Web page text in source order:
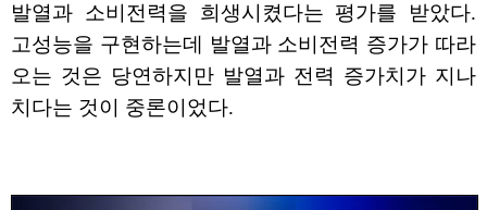
발열과 소비전력을 희생시켰다는 평가를 받았다.
고성능을 구현하는데 발열과 소비전력 증가가 따라
오는 것은 당연하지만 발열과 전력 증가치가 지나
치다는 것이 중론이었다.